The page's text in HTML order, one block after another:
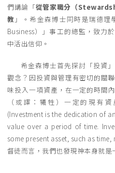
們講論「從管家職分（
教 」。希金森博士同時是瑞德
Business）」事工的總監，致力
中活出信仰。
希金森博士首先探討「投資
觀念？因投資與管理有密切的關
味投入一項資產，在一定的時間
（或譯：犧牲）一定的現有
(Investment is the dedication of
value over a period of time.
some present asset, such as
督徒而言，我們也發現神本身就是